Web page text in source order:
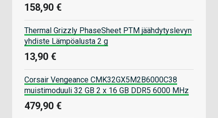
158,90 €
Thermal Grizzly PhaseSheet PTM jäähdytyslevyn
yhdiste Lämpöalusta 2 g
13,90 €
Corsair Vengeance CMK32GX5M2B6000C38
muistimoduuli 32 GB 2 x 16 GB DDR5 6000 MHz
479,90 €